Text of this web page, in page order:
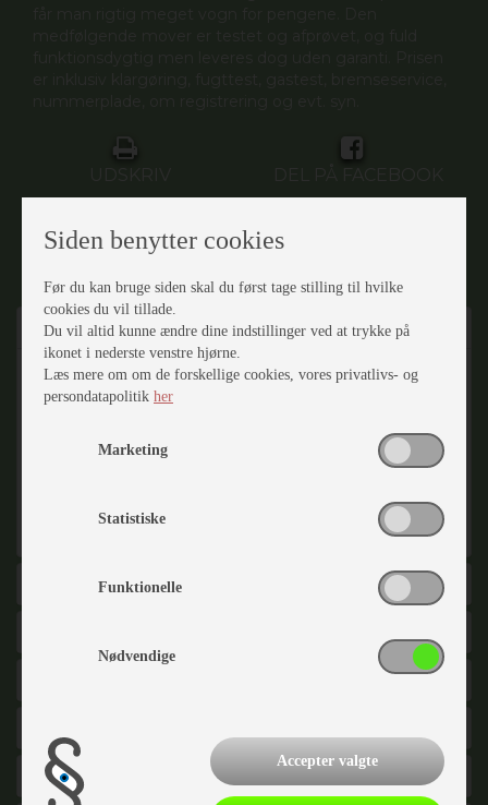
FINANSIERING
Beskrivelse
Pæn og velholdt vogn med mover og Isabella
Sunshine plus solsejl. Vognen er dejlig lys, og har en
Her får man rigtig meget vogn for pengene. Den
medfølgende mover er testet og afprøvet, og fuld
er inklusiv klargøring, fugttest, gastest, bremseservice,
nummerplade, om registrering og evt. syn.
Generelt
El, Elektronik & Medie
Siden benytter cookies
Før du kan bruge siden skal du først tage stilling til hvilke
cookies du vil tillade.
Du vil altid kunne ændre dine indstillinger ved at trykke på
ikonet i nederste venstre hjørne.
Læs mere om om de forskellige cookies, vores privatlivs- og
persondatapolitik her
Marketing
Statistiske
Funktionelle
Nødvendige
Accepter valgte